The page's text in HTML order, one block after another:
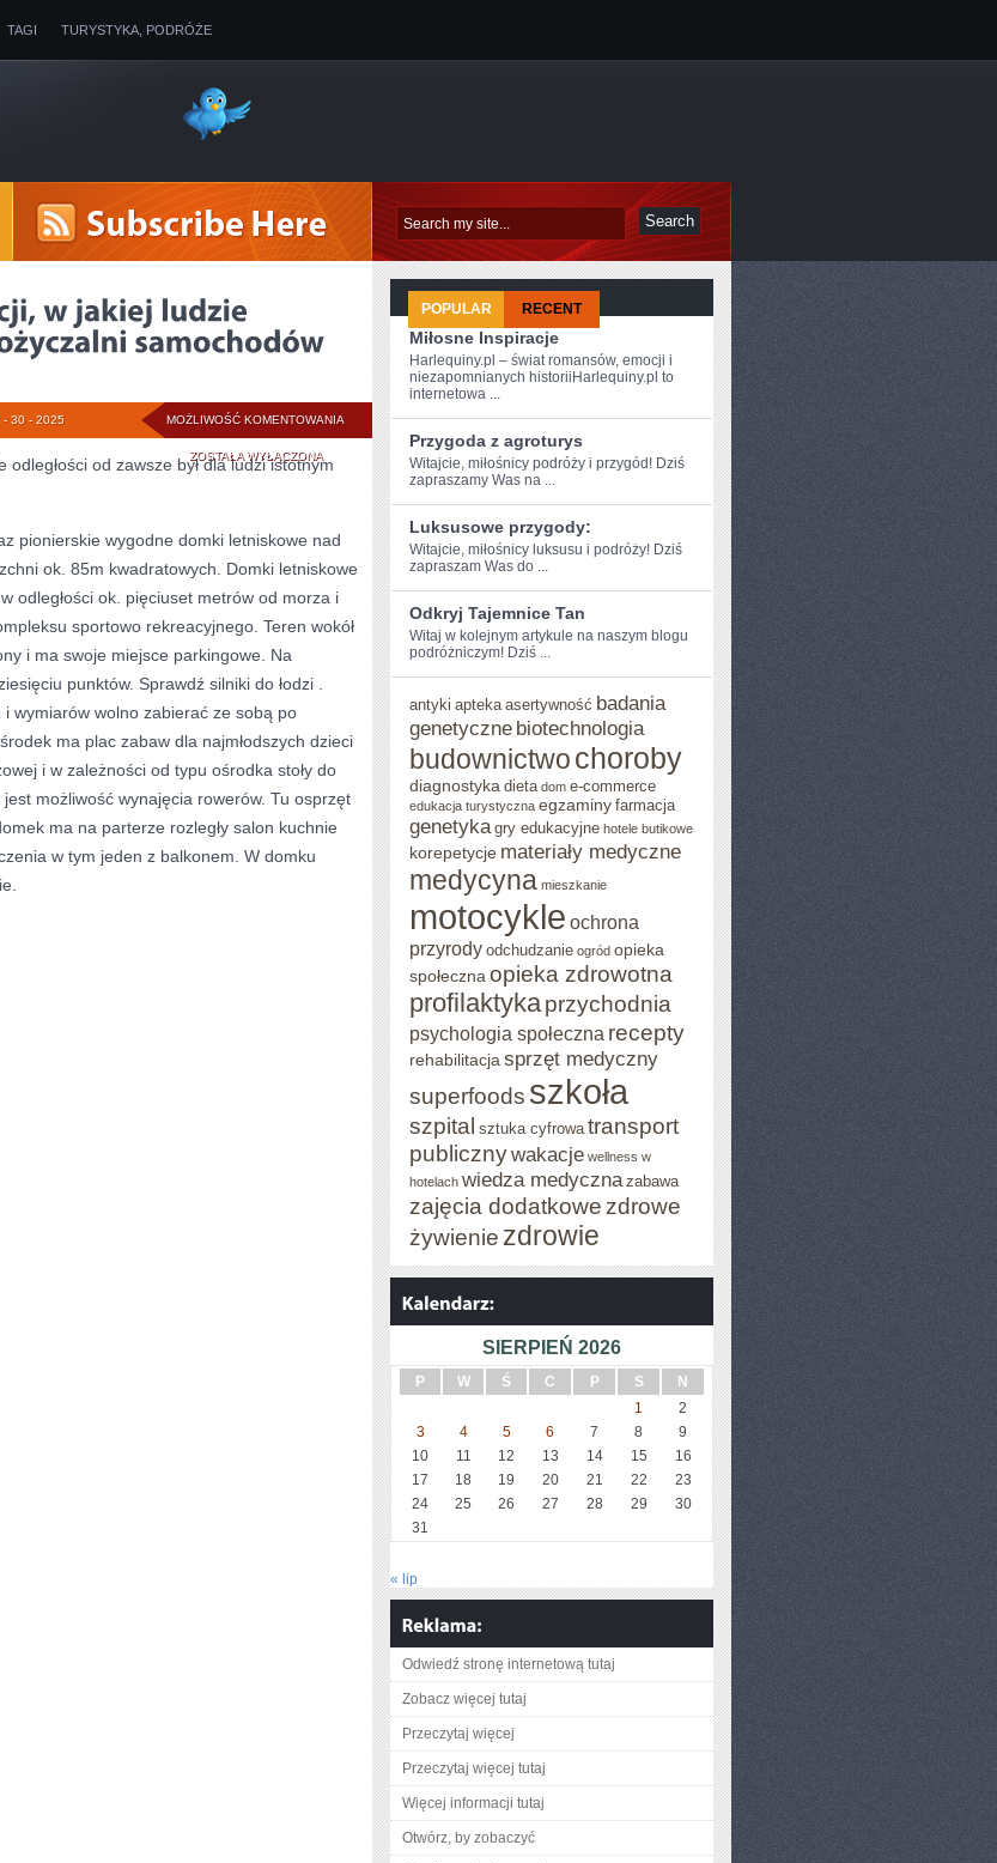
TAGI TURYSTYKA, PODRÓŻE
MOŻLIWOŚĆ KOMENTOWANIA JEDNĄ
MNOGICH
SYTUACJI,
JAKIEJ
LUDZIE
KORZYSTAJĄ
USŁUG
WYPOŻYCZALNI
SAMOCHODÓW
WCZASY
ZOSTAŁA WYŁĄCZONA
- 30 - 2025
od zawsze był dla ludzi istotnym
pionierskie wygodne domki letniskowe nad
ok. 85m kwadratowych. Domki letniskowe
odległości ok. pięciuset metrów od morza i
sportowo rekreacyjnego. Teren wokół
i ma swoje miejsce parkingowe. Na
punktów. Sprawdź silniki do łodzi .
wymiarów wolno zabierać ze sobą po
ma plac zabaw dla najmłodszych dzieci
i w zależności od typu ośrodka stoły do
możliwość wynajęcia rowerów. Tu osprzęt
ma na parterze rozległy salon kuchnie
w tym jeden z balkonem. W domku
POPULAR RECENT
Miłosne Inspiracje
Harlequiny.pl – świat romansów, emocji i
niezapomnianych historiiHarlequiny.pl to
internetowa ...
Przygoda z agroturys
Witajcie, miłośnicy podróży i ⁢przygód! Dziś
‍zapraszamy Was na ...
Luksusowe przygody:
Witajcie, miłośnicy luksusu i podróży!​ Dziś‌
zapraszam Was do ...
Odkryj Tajemnice Tan
Witaj w kolejnym artykule na naszym‍ blogu
podróżniczym! Dziś ...
antyki apteka asertywność badania
genetyczne biotechnologia
budownictwochoroby
diagnostyka dieta dom e-commerce
edukacja turystyczna egzaminy farmacja
genetyka gry edukacyjne hotele butikowe
korepetycje materiały medyczne
medycyna mieszkanie
motocykle ochrona
przyrody odchudzanie ogród opieka
społeczna opieka zdrowotna
profilaktykaprzychodnia
psychologia społeczna recepty
rehabilitacja sprzęt medyczny
superfoods szkoła
szpital sztuka cyfrowa transport
publicznywakacje wellness w
hotelach wiedza medyczna zabawa
zajęcia dodatkowe zdrowe
żywienie zdrowie
SIERPIEŃ 2026
P W Ś C P S
N
1
2
3
4 5 6 7 8
9
10
11 12 13 14 15
16
17
18 19 20 21 22
23
24
25 26 27 28 29
30
31
« lip
Odwiedź stronę internetową tutaj
Zobacz więcej tutaj
Przeczytaj więcej
Przeczytaj więcej tutaj
Więcej informacji tutaj
Otwórz, by zobaczyć